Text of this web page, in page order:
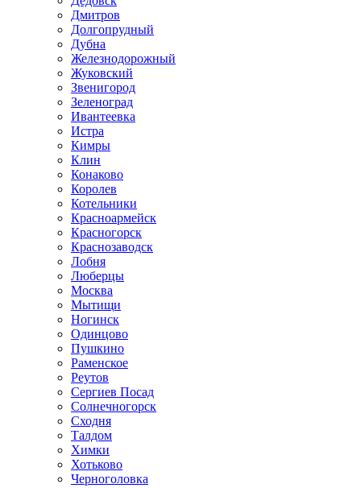
Дмитров
Долгопрудный
Дубна
Железнодорожный
Жуковский
Звенигород
Зеленоград
Ивантеевка
Истра
Кимры
Клин
Конаково
Королев
Котельники
Красноармейск
Красногорск
Краснозаводск
Лобня
Люберцы
Москва
Мытищи
Ногинск
Одинцово
Пушкино
Раменское
Реутов
Сергиев Посад
Солнечногорск
Сходня
Талдом
Химки
Хотьково
Черноголовка